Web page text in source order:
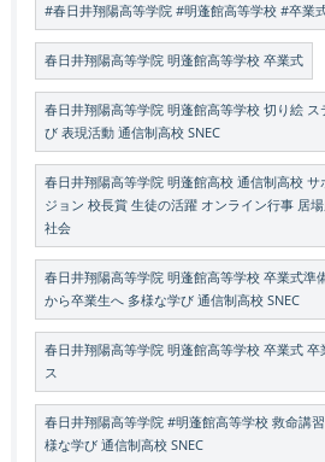
#春日井翔陽高等学院 #明蓬館高等学校 #卒業
春日井翔陽高等学院 明蓬館高等学校 卒業式
春日井翔陽高等学院 明蓬館高等学校 切り絵
び 表現活動 通信制高校 SNEC
春日井翔陽高等学院 明蓬館高校 通信制高校
ジョン 校長賞 生徒の活躍 オンライン行事 居
社会
春日井翔陽高等学院 明蓬館高等学校 卒業式準
から卒業生へ 多様な学び 通信制高校 SNEC
春日井翔陽高等学院 明蓬館高等学校 卒業式 卒
ス
春日井翔陽高等学院 #明蓬館高等学校 救命講
様な学び 通信制高校 SNEC